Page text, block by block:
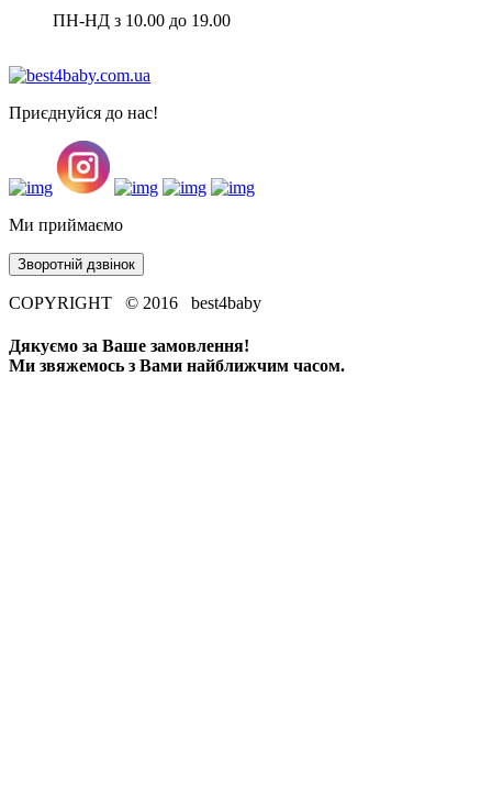
ПН-НД з 10.00 до 19.00
Приєднуйся до нас!
Ми приймаємо
Зворотній дзвінок
COPYRIGHT © 2016 best4baby
Дякуємо за Ваше замовлення!
Ми звяжемось з Вами найближчим часом.